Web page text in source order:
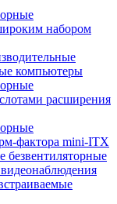
набором
компьютеры
расширения
фактора mini-ITX